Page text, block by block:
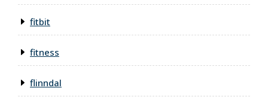
fitbit
fitness
flinndal